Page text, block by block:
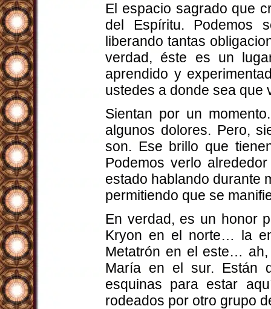
El espacio sagrado que
del Espíritu. Podemos
liberando tantas
verdad, éste es un
aprendido y
ustedes a donde sea que
Sientan por un
algunos dolores. Pero,
son. Ese brillo que
Podemos verlo
estado hablando durante
permitiendo que se
En verdad, es un honor
Kryon en el norte… la
Metatrón en el este…
María en el sur. Están
esquinas para estar
rodeados por otro grupo